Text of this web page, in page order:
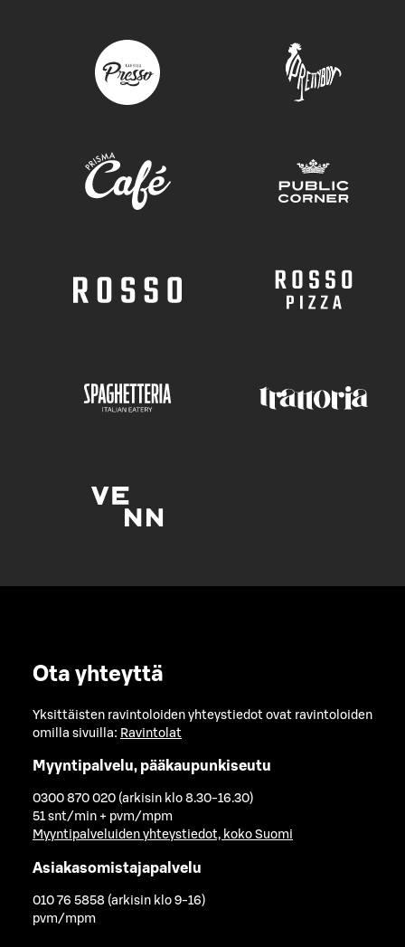
Ota yhteyttä
Yksittäisten ravintoloiden yhteystiedot ovat ravintoloiden
omilla sivuilla: Ravintolat
Myyntipalvelu, pääkaupunkiseutu
0300 870 020 (arkisin klo 8.30-16.30)
51 snt/min + pvm/mpm
Myyntipalveluiden yhteystiedot, koko Suomi
Asiakasomistajapalvelu
010 76 5858 (arkisin klo 9-16)
pvm/mpm